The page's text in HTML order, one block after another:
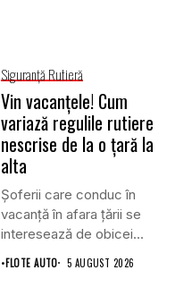
Siguranţă Rutieră
Vin vacanțele! Cum
variază regulile rutiere
nescrise de la o țară la
alta
Șoferii care conduc în
vacanță în afara țării se
interesează de obicei...
•FLOTE AUTO 5 AUGUST 2026